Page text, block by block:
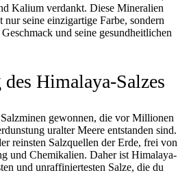
Kalium verdankt. Diese Mineralien
seine einzigartige Farbe, sondern
und seine gesundheitlichen
Himalaya-Salzes
gewonnen, die vor Millionen
uralter Meere entstanden sind.
reinsten Salzquellen der Erde, frei von
und Chemikalien. Daher ist Himalaya-
und unraffiniertesten Salze, die du